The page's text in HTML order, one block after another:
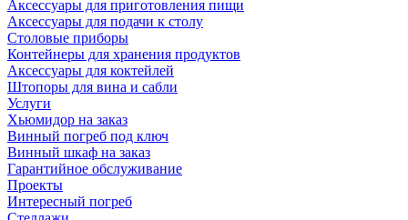
Аксессуары для приготовления пищи
Аксессуары для подачи к столу
Столовые приборы
Контейнеры для хранения продуктов
Аксессуары для коктейлей
Штопоры для вина и сабли
Услуги
Хьюмидор на заказ
Винный погреб под ключ
Винный шкаф на заказ
Гарантийное обслуживание
Проекты
Интересный погреб